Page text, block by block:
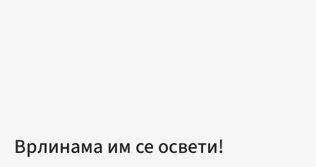
Врлинама им се освети!